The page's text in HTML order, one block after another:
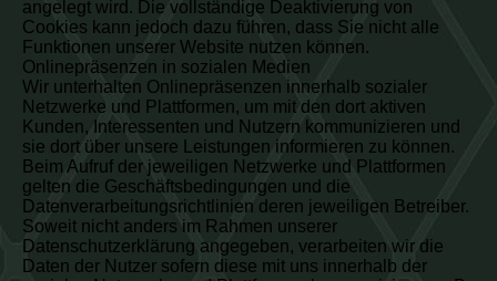
angelegt wird. Die vollständige Deaktivierung von
Cookies kann jedoch dazu führen, dass Sie nicht alle
Funktionen unserer Website nutzen können.
Onlinepräsenzen in sozialen Medien
Wir unterhalten Onlinepräsenzen innerhalb sozialer
Netzwerke und Plattformen, um mit den dort aktiven
Kunden, Interessenten und Nutzern kommunizieren und
sie dort über unsere Leistungen informieren zu können.
Beim Aufruf der jeweiligen Netzwerke und Plattformen
gelten die Geschäftsbedingungen und die
Datenverarbeitungsrichtlinien deren jeweiligen Betreiber.
Soweit nicht anders im Rahmen unserer
Datenschutzerklärung angegeben, verarbeiten wir die
Daten der Nutzer sofern diese mit uns innerhalb der